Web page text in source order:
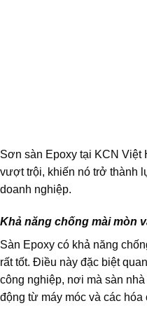
Sơn sàn Epoxy tại KCN
vượt trội, khiến nó trở thành
doanh nghiệp.
Khả năng chống mài mòn
Sàn Epoxy có khả năng
rất tốt. Điều này đặc biệt
công nghiệp, nơi mà sàn
động từ máy móc và các hóa